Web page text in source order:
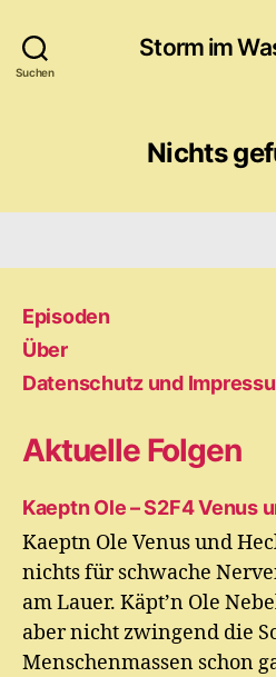
Suchen
Storm im
Nichts
Episoden
Über
Datenschutz und
Aktuelle Folgen
Kaeptn Ole – S2F4 Venus
Kaeptn Ole Venus und
nichts für schwache
am Lauer. Käpt’n Ole
aber nicht zwingend die
Menschenmassen schon